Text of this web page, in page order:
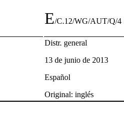
E/C.12/WG/AUT/Q/4
Distr. general
13 de junio de 2013
Español
Original: inglés